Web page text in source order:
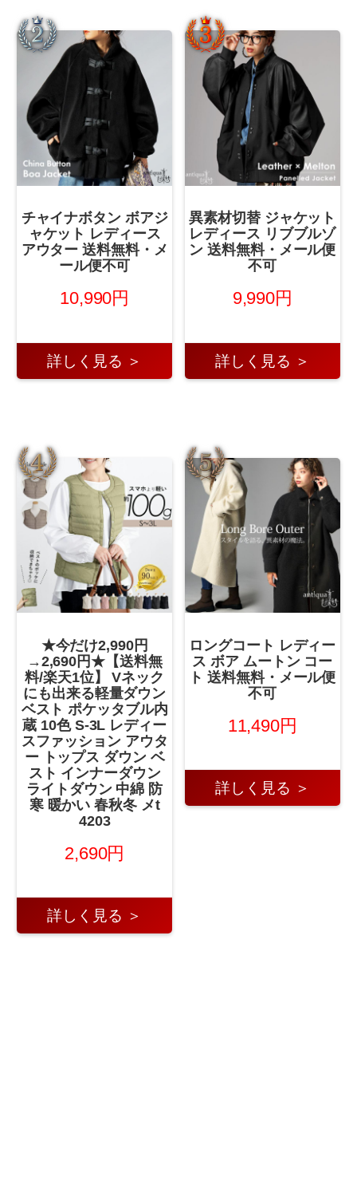
チャイナボタン ボアジ
ャケット レディース
アウター 送料無料・メ
ール便不可
10,990円
詳しく見る ＞
異素材切替 ジャケット
レディース リブブルゾ
ン 送料無料・メール便
不可
9,990円
詳しく見る ＞
★今だけ2,990円
→2,690円★【送料無
料/楽天1位】 Vネック
にも出来る軽量ダウン
ベスト ポケッタブル内
蔵 10色 S-3L レディー
スファッション アウタ
ー トップス ダウン ベ
スト インナーダウン
ライトダウン 中綿 防
寒 暖かい 春秋冬 メt
4203
2,690円
詳しく見る ＞
ロングコート レディー
ス ボア ムートン コー
ト 送料無料・メール便
不可
11,490円
詳しく見る ＞